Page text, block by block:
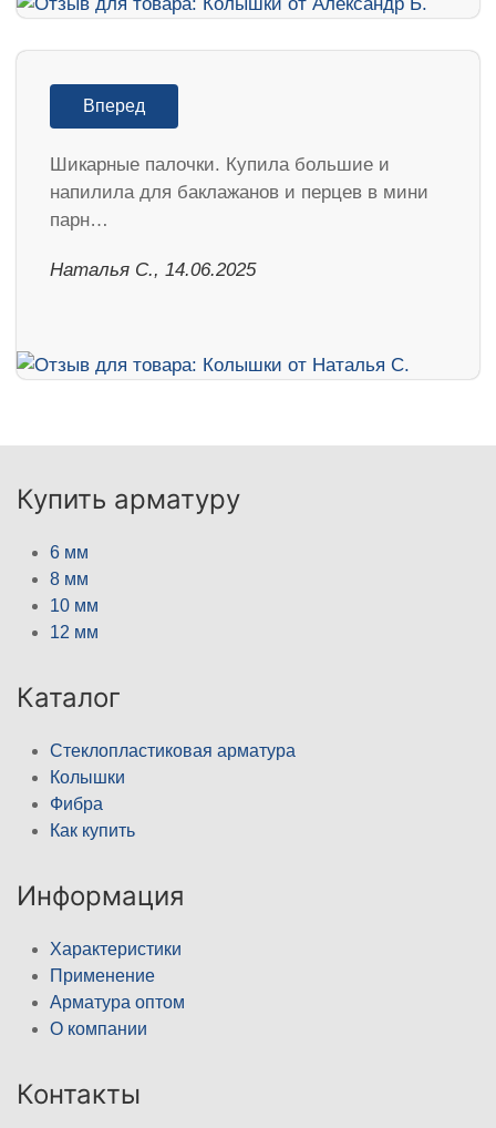
Вперед
Шикарные палочки. Купила большие и
напилила для баклажанов и перцев в мини
парн…
Наталья С., 14.06.2025
Купить арматуру
6 мм
8 мм
10 мм
12 мм
Каталог
Стеклопластиковая арматура
Колышки
Фибра
Как купить
Информация
Характеристики
Применение
Арматура оптом
О компании
Контакты